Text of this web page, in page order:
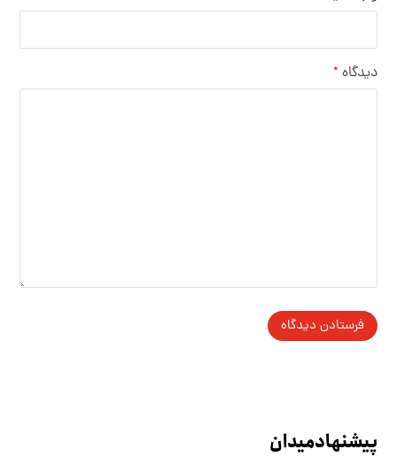
دیدگاه *
پیشنهاد میدان